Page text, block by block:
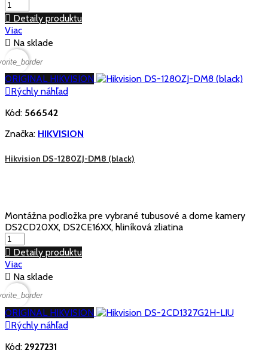
 Detaily produktu
Viac
 Na sklade
ORIGINAL HIKVISION
Rýchly náhľad
Kód: 566542
Značka: HIKVISION
Hikvision DS-1280ZJ-DM8 (black)
Montážna podložka pre vybrané tubusové a dome kamery
DS2CD20XX, DS2CE16XX, hliníková zliatina
 Detaily produktu
Viac
 Na sklade
ORIGINAL HIKVISION
Rýchly náhľad
Kód: 2927231